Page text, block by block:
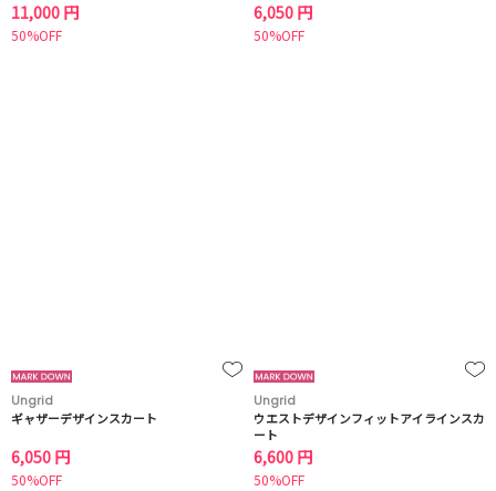
11,000 円
50%OFF
6,050 円
50%OFF
Ungrid
ギャザーデザインスカート
6,050 円
50%OFF
Ungrid
ウエストデザインフィットアイラインスカ
ート
6,600 円
50%OFF